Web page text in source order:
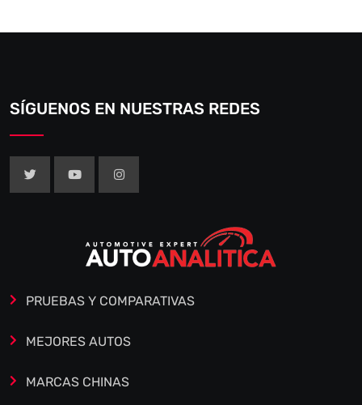
SÍGUENOS EN NUESTRAS REDES
PRUEBAS Y COMPARATIVAS
MEJORES AUTOS
MARCAS CHINAS